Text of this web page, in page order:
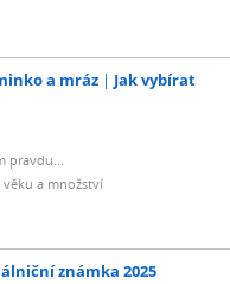
a mráz
Jak vybírat
věku a množství
známka 2025